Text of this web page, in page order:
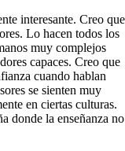
interesante. Creo que
Lo hacen todos los
muy complejos
capaces. Creo que
cuando hablan
se sienten muy
en ciertas culturas.
donde la enseñanza no